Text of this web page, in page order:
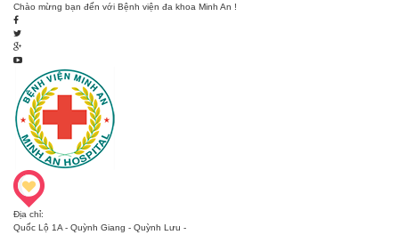
Chào mừng bạn đến với Bệnh viện đa khoa Minh An !
Địa chỉ:
Quốc Lộ 1A - Quỳnh Giang - Quỳnh Lưu -